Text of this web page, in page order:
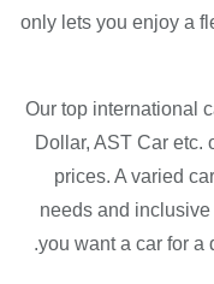
only lets you enjoy a
Our top international
Dollar, AST Car etc.
prices. A varied
needs and
you want a car for a